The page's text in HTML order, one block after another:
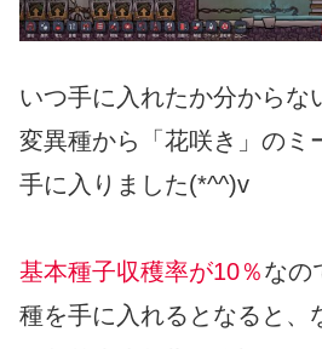
いつ手に入れたか分からな
変異種から「花咲き」のミ
手に入りました(*^^)v
基本種子収穫率が10％なの
種を手に入れるとなると、